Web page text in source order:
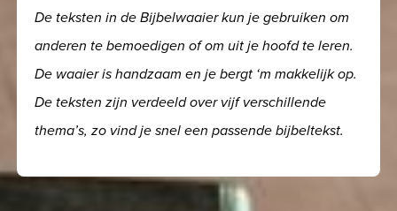
De teksten in de Bijbelwaaier kun je gebruiken om
anderen te bemoedigen of om uit je hoofd te leren.
De waaier is handzaam en je bergt ‘m makkelijk op.
De teksten zijn verdeeld over vijf verschillende
thema’s, zo vind je snel een passende bijbeltekst.